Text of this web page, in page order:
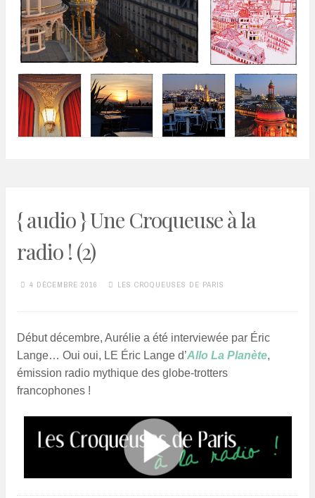
{ audio } Une Croqueuse à la
radio ! (2)
4 DÉCEMBRE 2016 LES CROQUEUSES DE PARIS
Début décembre, Aurélie a été interviewée par Éric
Lange… Oui oui, LE Éric Lange d’Allo La Planète,
émission radio mythique des globe-trotters
francophones !